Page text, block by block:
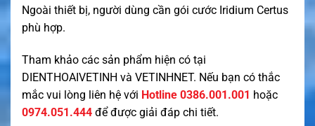
Ngoài thiết bị, người dùng cần gói cước Iridium Certus
phù hợp.
Tham khảo các sản phẩm hiện có tại
DIENTHOAIVETINH và VETINHNET. Nếu bạn có thắc
mắc vui lòng liên hệ với Hotline 0386.001.001 hoặc
0974.051.444 để được giải đáp chi tiết.